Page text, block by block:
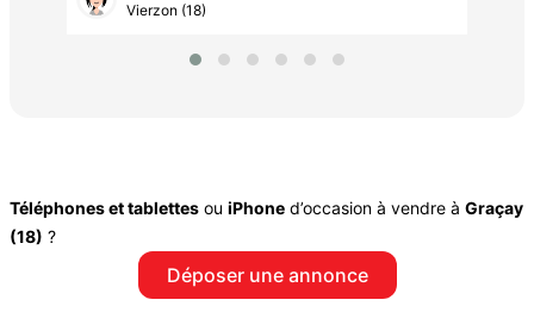
Vierzon (18)
Téléphones et tablettes ou iPhone d’occasion à vendre à Graçay
(18) ?
Déposer une annonce